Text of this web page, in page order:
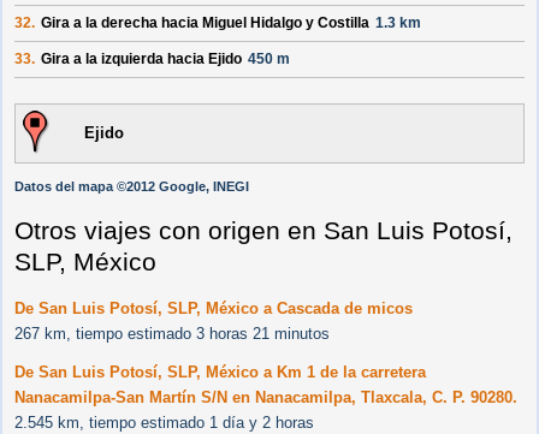
32. Gira a la derecha hacia Miguel Hidalgo y Costilla 1.3 km
33. Gira a la izquierda hacia Ejido 450 m
Ejido
Datos del mapa ©2012 Google, INEGI
Otros viajes con origen en San Luis Potosí,
SLP, México
De San Luis Potosí, SLP, México a Cascada de micos
267 km, tiempo estimado 3 horas 21 minutos
De San Luis Potosí, SLP, México a Km 1 de la carretera
Nanacamilpa-San Martín S/N en Nanacamilpa, Tlaxcala, C. P. 90280.
2.545 km, tiempo estimado 1 día y 2 horas